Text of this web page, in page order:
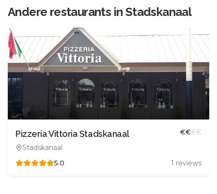
Andere restaurants in Stadskanaal
Pizzeria Vittoria Stadskanaal
Stadskanaal
€€€€
5.0 1 reviews